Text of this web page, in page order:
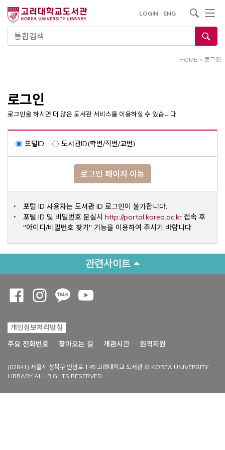
건
통합검색
LOGIN ENG
사이트내 검색
HOME > 로그인
로그인
로그인을 하시면 더 많은 도서관 서비스를 이용하실 수 있습니다.
포털ID 도서관ID(학번/직번/교번)
로그인 페이지 이동
포털 ID 사용자는 도서관 ID 로그인이 불가합니다.
포털 ID 및 비밀번호 분실시 http://portal.korea.ac.krOpens a
접속 후
"아이디/비밀번호 찾기" 기능을 이용하여 주시기 바랍니다.
관련사이트
개인정보처리방침
주요 전화번호
찾아오는 길 개관시간 원격지원
(02841) 서울시 성북구 안암로 145 고려대학교 도서관 © KOREA UNIVERSITY
LIBRARY ALL RIGHTS RESERVED.
Opens a new window
Opens a new window
Opens a new window